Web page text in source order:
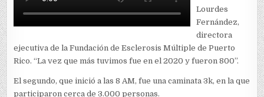
Lourdes
Fernández,
directora
ejecutiva de la Fundación de Esclerosis Múltiple de Puerto
Rico. “La vez que más tuvimos fue en el 2020 y fueron 800”.
El segundo, que inició a las 8 AM, fue una caminata 3k, en la que
participaron cerca de 3.000 personas.